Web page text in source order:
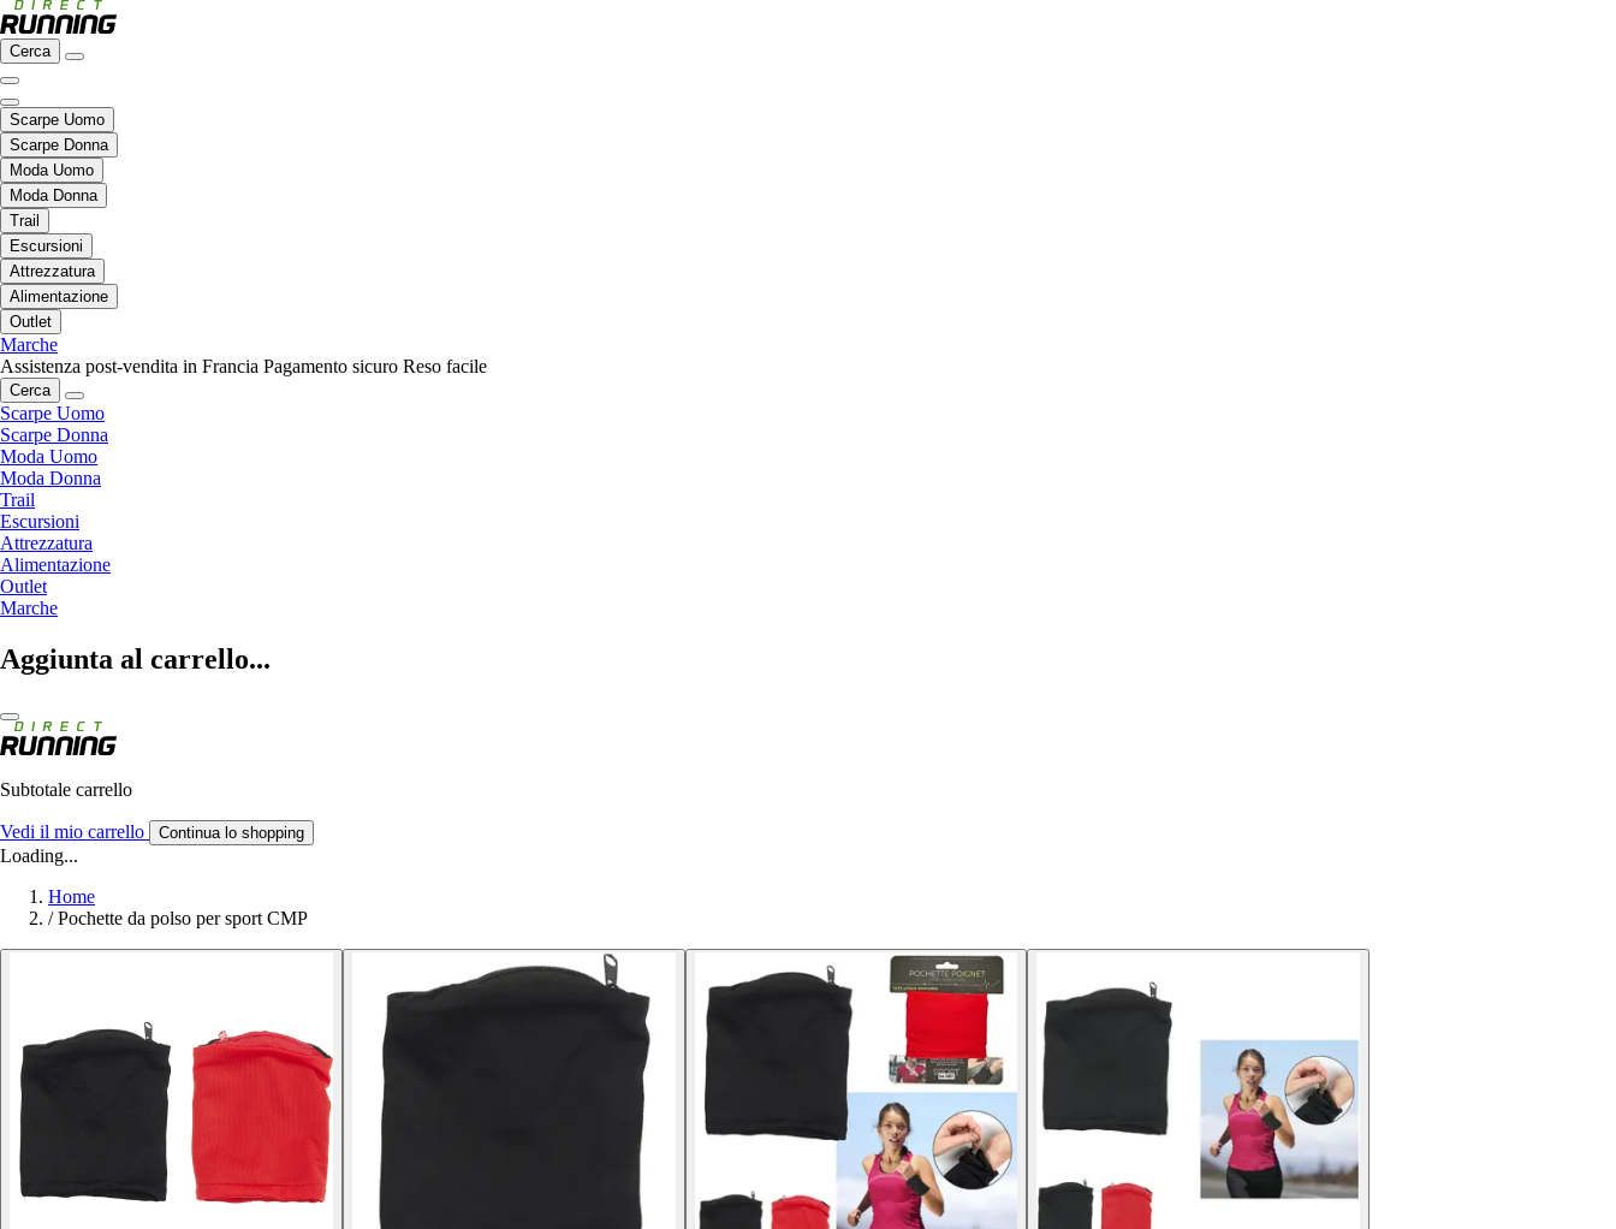
Cerca
Scarpe Uomo
Scarpe Donna
Moda Uomo
Moda Donna
Trail
Escursioni
Attrezzatura
Alimentazione
Outlet
Marche
Assistenza post-vendita in Francia Pagamento sicuro Reso facile
Cerca
Scarpe Uomo
Scarpe Donna
Moda Uomo
Moda Donna
Trail
Escursioni
Attrezzatura
Alimentazione
Outlet
Marche
Aggiunta al carrello...
Subtotale carrello
Vedi il mio carrello Continua lo shopping
Loading...
Home
/ Pochette da polso per sport CMP